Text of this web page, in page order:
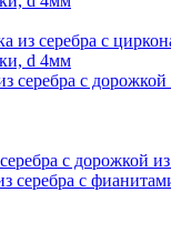
из серебра с
d 4мм
с дорожкой